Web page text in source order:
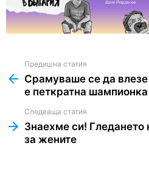
more
Предишна статия
Срамуваше се да
е петкратна
Следваща статия
Знаехме си! Гледането
за жените